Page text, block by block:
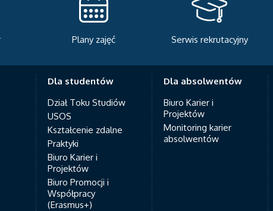
Serwis rekrutacyjny Akademia Małego Żaka
Dla studentów
Dział Toku Studiów
USOS
Kształcenie zdalne
Praktyki
Biuro Karier i
Projektów
Biuro Promocji i
Współpracy
(Erasmus+)
Dla absolwentów
Biuro Karier i
Projektów
Monitoring karier
absolwentów